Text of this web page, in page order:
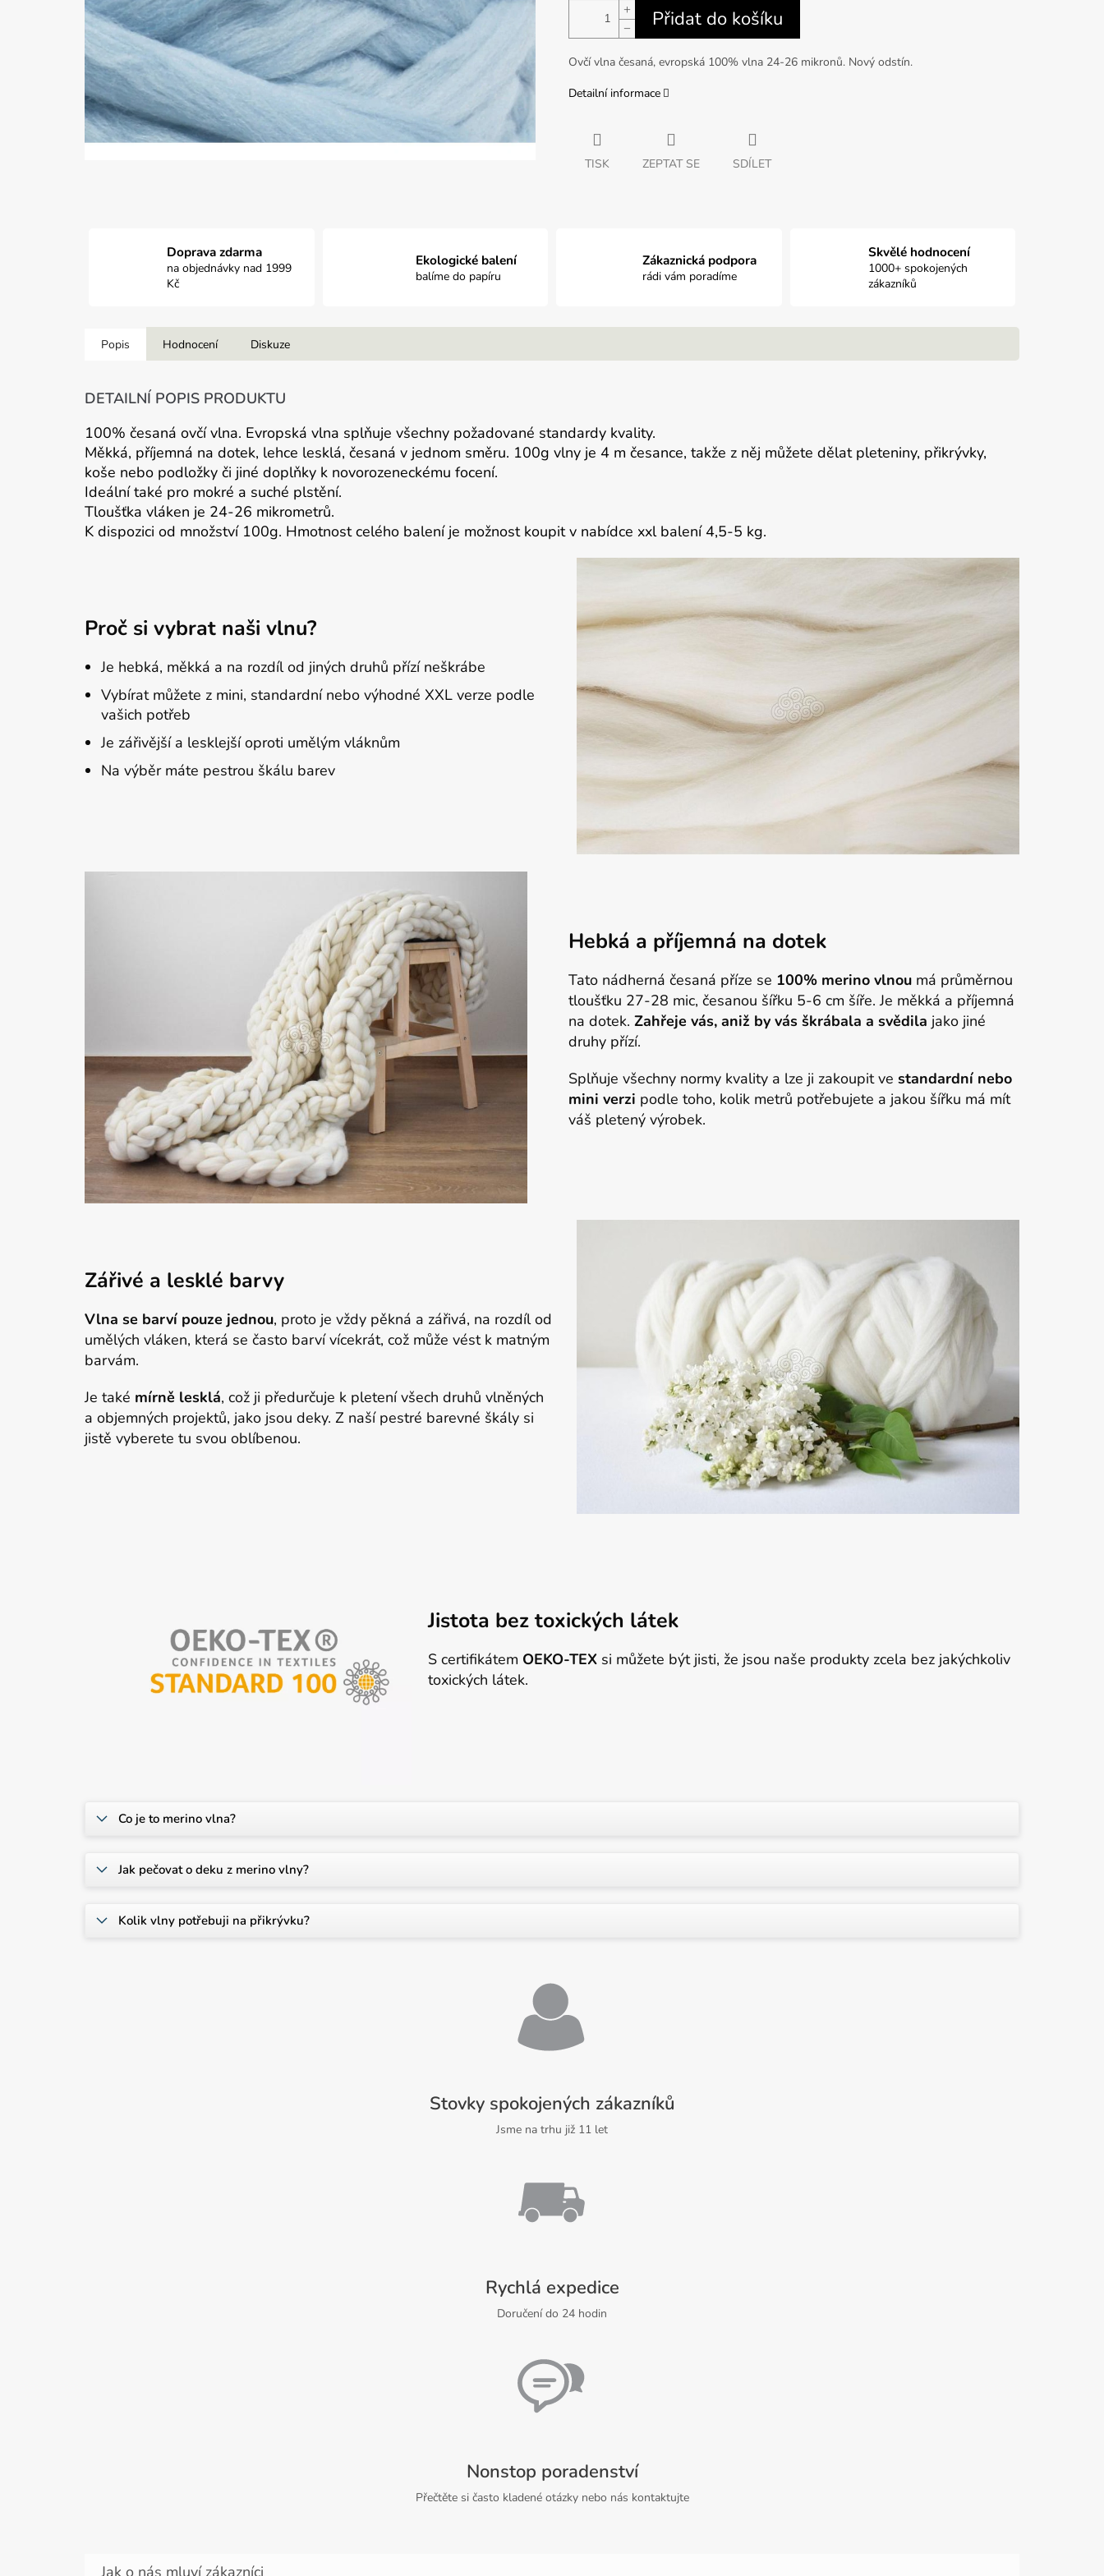
+
−
Přidat do košíku
Ovčí vlna česaná, evropská 100% vlna 24-26 mikronů. Nový odstín.
Detailní informace
TISK ZEPTAT SE SDÍLET
Doprava zdarma
na objednávky nad 1999
Kč
Ekologické balení
balíme do papíru
Zákaznická podpora
rádi vám poradíme
Skvělé hodnocení
1000+ spokojených
zákazníků
Popis Hodnocení Diskuze
DETAILNÍ POPIS PRODUKTU
100% česaná ovčí vlna. Evropská vlna splňuje všechny požadované standardy kvality.
Měkká, příjemná na dotek, lehce lesklá, česaná v jednom směru. 100g vlny je 4 m česance, takže z něj můžete dělat pleteniny, přikrývky,
koše nebo podložky či jiné doplňky k novorozeneckému focení.
Ideální také pro mokré a suché plstění.
Tloušťka vláken je 24-26 mikrometrů.
K dispozici od množství 100g. Hmotnost celého balení je možnost koupit v nabídce xxl balení 4,5-5 kg.
Proč si vybrat naši vlnu?
Je hebká, měkká a na rozdíl od jiných druhů přízí neškrábe
Vybírat můžete z mini, standardní nebo výhodné XXL verze podle
vašich potřeb
Je zářivější a lesklejší oproti umělým vláknům
Na výběr máte pestrou škálu barev
Hebká a příjemná na dotek
Tato nádherná česaná příze se 100% merino vlnou má průměrnou
tloušťku 27-28 mic, česanou šířku 5-6 cm šíře. Je měkká a příjemná
na dotek. Zahřeje vás, aniž by vás škrábala a svědila jako jiné
druhy přízí.
Splňuje všechny normy kvality a lze ji zakoupit ve standardní nebo
mini verzi podle toho, kolik metrů potřebujete a jakou šířku má mít
váš pletený výrobek.
Zářivé a lesklé barvy
Vlna se barví pouze jednou, proto je vždy pěkná a zářivá, na rozdíl od
umělých vláken, která se často barví vícekrát, což může vést k matným
barvám.
Je také mírně lesklá, což ji předurčuje k pletení všech druhů vlněných
a objemných projektů, jako jsou deky. Z naší pestré barevné škály si
jistě vyberete tu svou oblíbenou.
Jistota bez toxických látek
S certifikátem OEKO-TEX si můžete být jisti, že jsou naše produkty zcela bez jakýchkoliv
toxických látek.
Co je to merino vlna?
Jak pečovat o deku z merino vlny?
Kolik vlny potřebuji na přikrývku?
Stovky spokojených zákazníků
Jsme na trhu již 11 let
Rychlá expedice
Doručení do 24 hodin
Nonstop poradenství
Přečtěte si často kladené otázky nebo nás kontaktujte